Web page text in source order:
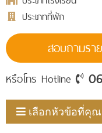
ประเภทที่พัก
สอบถามรา
หรือโทร Hotline
เลือกหัวข้อที่คุ